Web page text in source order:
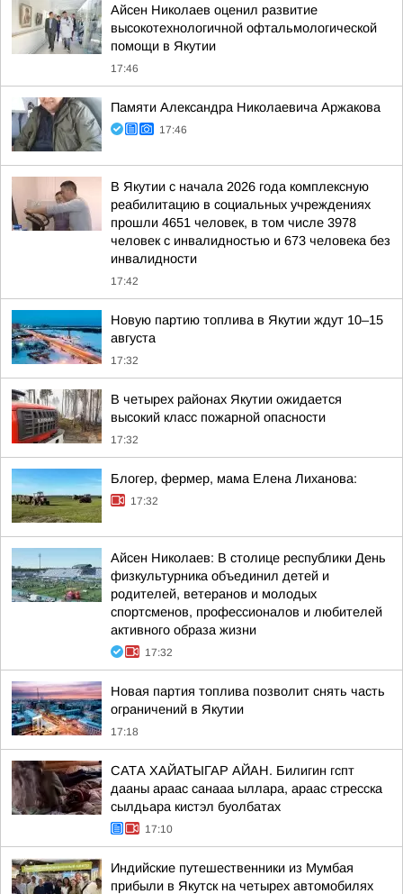
Айсен Николаев оценил развитие
высокотехнологичной офтальмологической
помощи в Якутии
17:46
Памяти Александра Николаевича Аржакова
17:46
В Якутии с начала 2026 года комплексную
реабилитацию в социальных учреждениях
прошли 4651 человек, в том числе 3978
человек с инвалидностью и 673 человека без
инвалидности
17:42
Новую партию топлива в Якутии ждут 10–15
августа
17:32
В четырех районах Якутии ожидается
высокий класс пожарной опасности
17:32
Блогер, фермер, мама Елена Лиханова:
17:32
Айсен Николаев: В столице республики День
физкультурника объединил детей и
родителей, ветеранов и молодых
спортсменов, профессионалов и любителей
активного образа жизни
17:32
Новая партия топлива позволит снять часть
ограничений в Якутии
17:18
САТА ХАЙАТЫГАР АЙАН. Билигин гспт
дааны араас санааа ыллара, араас стресска
сылдьара кистэл буолбатах
17:10
Индийские путешественники из Мумбая
прибыли в Якутск на четырех автомобилях